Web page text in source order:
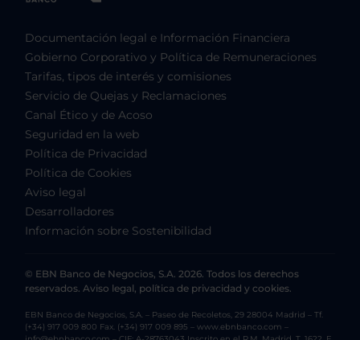
Documentación legal e Información Financiera
Gobierno Corporativo y Política de Remuneraciones
Tarifas, tipos de interés y comisiones
Servicio de Quejas y Reclamaciones
Canal Ético y de Acoso
Seguridad en la web
Política de Privacidad
Política de Cookies
Aviso legal
Desarrolladores
Información sobre Sostenibilidad
© EBN Banco de Negocios, S.A. 2026. Todos los derechos
reservados. Aviso legal, política de privacidad y cookies.
EBN Banco de Negocios, S.A. – Paseo de Recoletos, 29 28004 Madrid – Tf.
(+34) 917 009 800 Fax. (+34) 917 009 895 – www.ebnbanco.com –